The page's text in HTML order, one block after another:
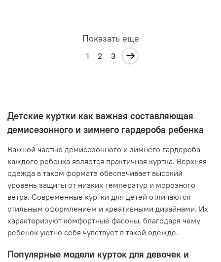
Показать еще
1 2 3
Детские куртки как важная составляющая
демисезонного и зимнего гардероба ребенка
Важной частью демисезонного и зимнего гардероба
каждого ребенка является практичная куртка. Верхняя
одежда в таком формате обеспечивает высокий
уровень защиты от низких температур и морозного
ветра. Современные куртки для детей отличаются
стильным оформлением и креативными дизайнами. Их
характеризуют комфортные фасоны, благодаря чему
ребенок уютно себя чувствует в такой одежде.
Популярные модели курток для девочек и